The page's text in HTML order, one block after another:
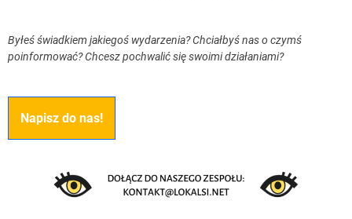
Byłeś świadkiem jakiegoś wydarzenia? Chciałbyś nas o czymś
poinformować? Chcesz pochwalić się swoimi działaniami?
Napisz do nas!